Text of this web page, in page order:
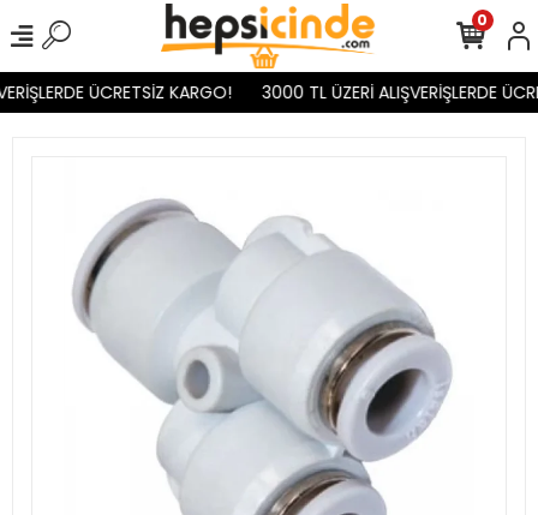
ÜCRETSİZ KARGO! 3000 TL ÜZERİ ALIŞVERİŞLERDE
0